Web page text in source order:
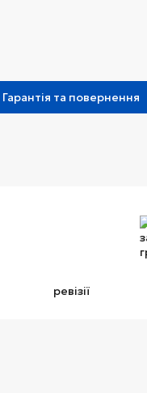
Гарантія та повернення
ревізії